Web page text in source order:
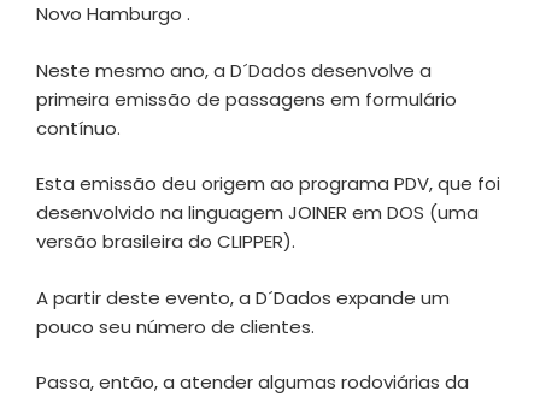
Novo Hamburgo .
Neste mesmo ano, a D´Dados desenvolve a
primeira emissão de passagens em formulário
contínuo.
Esta emissão deu origem ao programa PDV, que foi
desenvolvido na linguagem JOINER em DOS (uma
versão brasileira do CLIPPER).
A partir deste evento, a D´Dados expande um
pouco seu número de clientes.
Passa, então, a atender algumas rodoviárias da